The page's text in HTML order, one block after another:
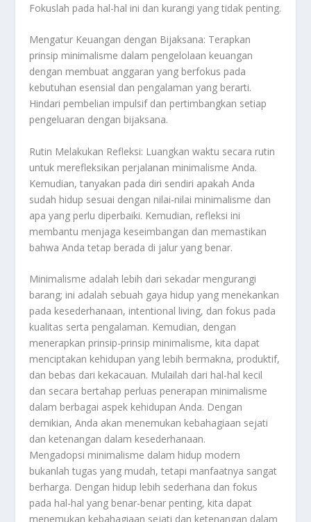
Fokuslah pada hal-hal ini dan kurangi yang tidak penting.
Mengatur Keuangan dengan Bijaksana: Terapkan
prinsip minimalisme dalam pengelolaan keuangan
dengan membuat anggaran yang berfokus pada
kebutuhan esensial dan pengalaman yang berarti.
Hindari pembelian impulsif dan pertimbangkan setiap
pengeluaran dengan bijaksana.
Rutin Melakukan Refleksi: Luangkan waktu secara rutin
untuk merefleksikan perjalanan minimalisme Anda.
Kemudian, tanyakan pada diri sendiri apakah Anda
sudah hidup sesuai dengan nilai-nilai minimalisme dan
apa yang perlu diperbaiki. Kemudian, refleksi ini
membantu menjaga keseimbangan dan memastikan
bahwa Anda tetap berada di jalur yang benar.
Minimalisme adalah lebih dari sekadar mengurangi
barang; ini adalah sebuah gaya hidup yang menekankan
pada kesederhanaan, intentional living, dan fokus pada
kualitas serta pengalaman. Kemudian, dengan
menerapkan prinsip-prinsip minimalisme, kita dapat
menciptakan kehidupan yang lebih bermakna, produktif,
dan bebas dari kekacauan. Mulailah dari hal-hal kecil
dan secara bertahap perluas penerapan minimalisme
dalam berbagai aspek kehidupan Anda. Dengan
demikian, Anda akan menemukan kebahagiaan sejati
dan ketenangan dalam kesederhanaan.
Mengadopsi minimalisme dalam hidup modern
bukanlah tugas yang mudah, tetapi manfaatnya sangat
berharga. Dengan hidup lebih sederhana dan fokus
pada hal-hal yang benar-benar penting, kita dapat
menemukan kebahagiaan sejati dan ketenangan dalam